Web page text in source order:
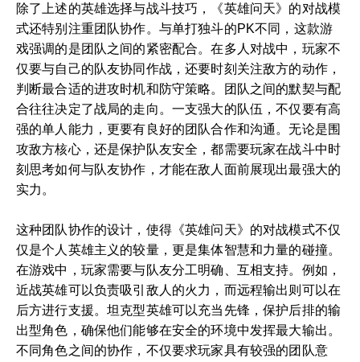
除了上述的英雄选择与战斗技巧，《英雄问天》的对战模
式还特别注重团队协作。与单打独斗的PK不同，这款游
戏强调的是团队之间的紧密配合。在多人对战中，玩家不
仅要与自己的队友协同作战，还要时刻关注敌方的动作，
判断最合适的进攻时机和防守策略。团队之间的默契与配
合往往决定了战局的走向。一支强大的队伍，不仅要有高
强的单人能力，更要有良好的团队合作和沟通。无论是围
攻敌方核心，还是保护队友安全，都需要玩家在战斗中时
刻思考如何与队友协作，才能在敌人面前展现出最强大的
实力。
这种团队协作的设计，使得《英雄问天》的对战模式不仅
仅是个人英雄主义的较量，更是集体智慧和力量的碰撞。
在游戏中，玩家需要与队友分工明确、互相支持。例如，
近战英雄可以负责吸引敌人的火力，而远程输出则可以在
后方进行支援。坦克型英雄可以充当先锋，保护后排的输
出型角色，确保他们能够在安全的环境中发挥最大输出。
不同角色之间的协作，不仅要求玩家具有较强的团队意